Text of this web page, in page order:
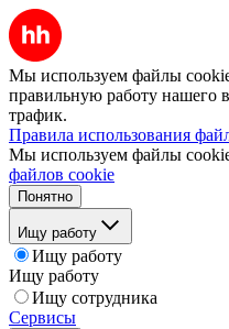
Мы используем файлы
правильную работу нашего
трафик.
Правила использования
Мы используем файлы
файлов cookie
Понятно
Ищу работу
Ищу работу
Ищу работу
Ищу сотрудника
Сервисы